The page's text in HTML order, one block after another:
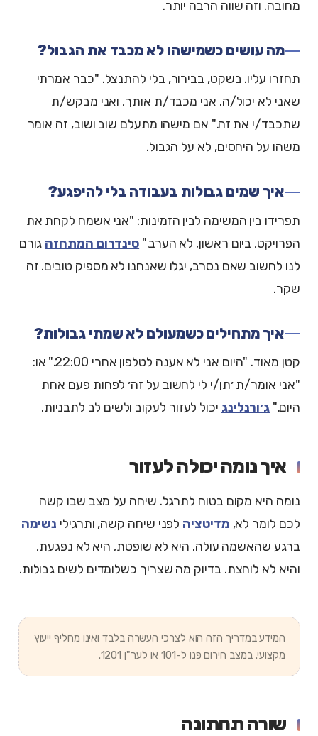
מחובה. וזה שווה הרבה יותר.
מה עושים כשמישהו לא מכבד את הגבול?
תחזרו עליו. בשקט, בבירור, בלי להתנצל. "כבר אמרתי
שאני לא יכול/ה. אני מכבד/ת אותך, ואני מבקש/ת
שתכבד/י את זה." אם מישהו מתעלם שוב ושוב, זה אומר
משהו על היחסים, לא על הגבול.
איך שמים גבולות בעבודה בלי להיפגע?
תפרידו בין המשימה לבין הזמינות: "אני אשמח לקחת את
הפרויקט, ביום ראשון, לא הערב." סינדרום המתחזה גורם
לנו לחשוב שאם נסרב, יגלו שאנחנו לא מספיק טובים. זה
שקר.
איך מתחילים כשמעולם לא שמתי גבולות?
קטן מאוד. "היום אני לא אענה לטלפון אחרי 22:00." או:
"אני אומר/ת ׳תן/י לי לחשוב על זה׳ לפחות פעם אחת
היום." ג׳ורנלינג יכול לעזור לעקוב ולשים לב לתבניות.
איך נומה יכולה לעזור
נומה היא מקום בטוח לתרגל. שיחה על מצב שבו קשה
לכם לומר לא, מדיטציה לפני שיחה קשה, ותרגילי נשימה
ברגע שהאשמה עולה. היא לא שופטת, היא לא נפגעת,
והיא לא לוחצת. בדיוק מה שצריך כשלומדים לשים גבולות.
המידע במדריך הזה הוא לצרכי העשרה בלבד ואינו מחליף ייעוץ
מקצועי. במצב חירום פנו ל-101 או לער"ן 1201.
שורה תחתונה